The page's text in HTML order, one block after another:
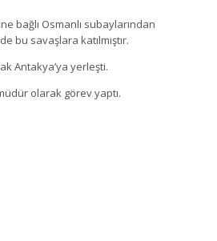
bağlı Osmanlı subaylarından
bu savaşlara katılmıştır.
Antakya’ya yerleşti.
olarak görev yaptı.